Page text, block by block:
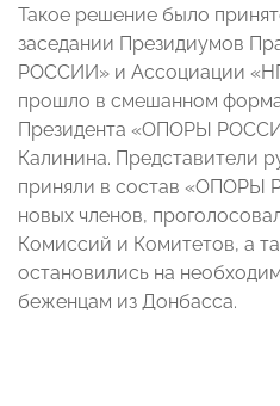
Такое решение было
заседании Президиумов
РОССИИ» и Ассоциации
прошло в смешанном
Президента «ОПОРЫ
Калинина. Представители
приняли в состав «ОПОРЫ
новых членов,
Комиссий и Комитетов, а
остановились на
беженцам из Донбасса.